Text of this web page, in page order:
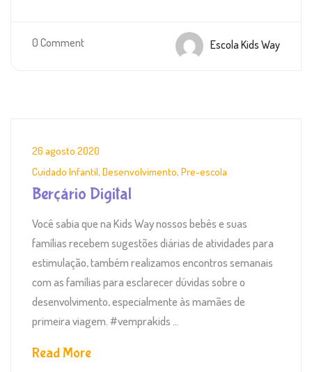
0 Comment Escola Kids Way
26 agosto 2020
Cuidado Infantil, Desenvolvimento, Pre-escola
Berçário Digital
Você sabia que na Kids Way nossos bebês e suas
famílias recebem sugestões diárias de atividades para
estimulação, também realizamos encontros semanais
com as famílias para esclarecer dúvidas sobre o
desenvolvimento, especialmente às mamães de
primeira viagem. #vemprakids ...
Read More